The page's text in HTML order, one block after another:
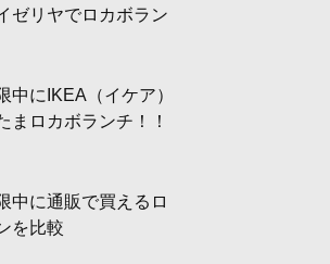
ゼリヤでロカボラン
中にIKEA（イケア）
まロカボランチ！！
中に通販で買えるロ
を比較